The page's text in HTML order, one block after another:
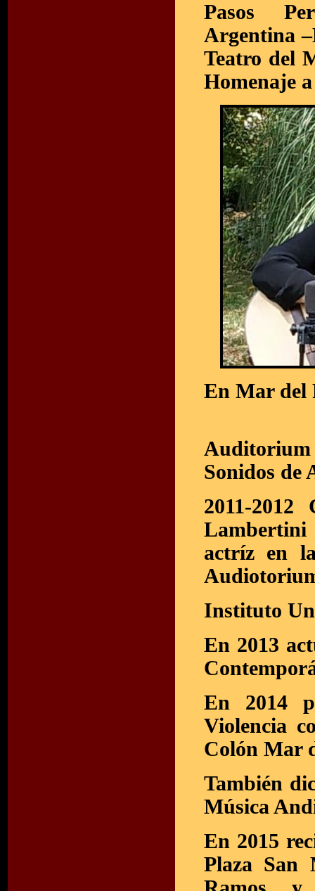
Pasos
Argentina
Teatro del
Homenaje
En Mar del
Auditorium
Sonidos de
2011-
Lambertini
actríz en
Instituto
En 2013
En 2014
Violencia
Colón Mar
También
Música
En 2015
Plaza San